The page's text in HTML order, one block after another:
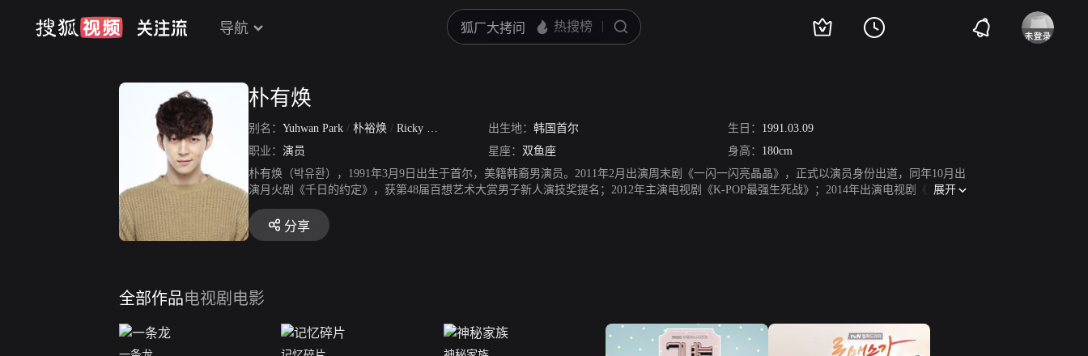
导航
朴有焕
别名： Yuhwan Park / 朴裕焕 / Ricky Park 出生地： 韩国首尔 生日： 1991.03.09
职业： 演员 星座： 双鱼座 身高： 180cm
朴有焕（박유환），1991年3月9日出生于首尔，美籍韩裔男演员。2011年2月出演周末剧《一闪一闪亮晶晶》，正式以演员身份出道，同年10月出
演月火剧《千日的约定》，获第48届百想艺术大赏男子新人演技奖提名；2012年主演电视剧《K-POP最强生死战》；2014年出演电视剧《需要浪
漫3》；2015年参演水木剧《她很漂亮》；2016年，出演首部电影《舞水端》。
展开
分享
全部作品电视剧 电影